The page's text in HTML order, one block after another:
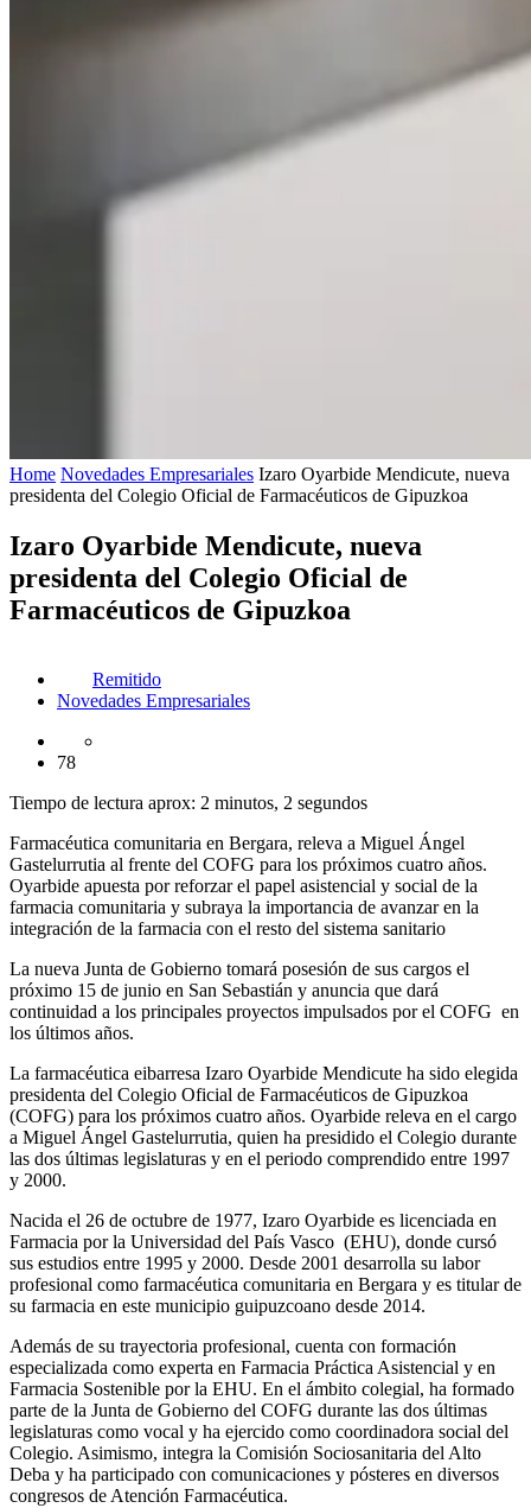
Home Novedades Empresariales Izaro Oyarbide Mendicute, nueva
presidenta del Colegio Oficial de Farmacéuticos de Gipuzkoa
Izaro Oyarbide Mendicute, nueva
presidenta del Colegio Oficial de
Farmacéuticos de Gipuzkoa
Remitido
Novedades Empresariales
78
Tiempo de lectura aprox: 2 minutos, 2 segundos
Farmacéutica comunitaria en Bergara, releva a Miguel Ángel
Gastelurrutia al frente del COFG para los próximos cuatro años.
Oyarbide apuesta por reforzar el papel asistencial y social de la
farmacia comunitaria y subraya la importancia de avanzar en la
integración de la farmacia con el resto del sistema sanitario
La nueva Junta de Gobierno tomará posesión de sus cargos el
próximo 15 de junio en San Sebastián y anuncia que dará
continuidad a los principales proyectos impulsados por el COFG en
los últimos años.
La farmacéutica eibarresa Izaro Oyarbide Mendicute ha sido elegida
presidenta del Colegio Oficial de Farmacéuticos de Gipuzkoa
(COFG) para los próximos cuatro años. Oyarbide releva en el cargo
a Miguel Ángel Gastelurrutia, quien ha presidido el Colegio durante
las dos últimas legislaturas y en el periodo comprendido entre 1997
y 2000.
Nacida el 26 de octubre de 1977, Izaro Oyarbide es licenciada en
Farmacia por la Universidad del País Vasco (EHU), donde cursó
sus estudios entre 1995 y 2000. Desde 2001 desarrolla su labor
profesional como farmacéutica comunitaria en Bergara y es titular de
su farmacia en este municipio guipuzcoano desde 2014.
Además de su trayectoria profesional, cuenta con formación
especializada como experta en Farmacia Práctica Asistencial y en
Farmacia Sostenible por la EHU. En el ámbito colegial, ha formado
parte de la Junta de Gobierno del COFG durante las dos últimas
legislaturas como vocal y ha ejercido como coordinadora social del
Colegio. Asimismo, integra la Comisión Sociosanitaria del Alto
Deba y ha participado con comunicaciones y pósteres en diversos
congresos de Atención Farmacéutica.